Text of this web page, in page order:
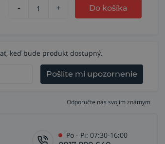
- + Do košíka
keď bude produkt dostupný.
Pošlite mi upozornenie
Odporučte nás svojím známym
Po - Pi: 07:30-16:00